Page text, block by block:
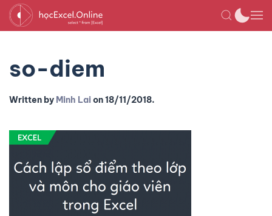
so-diem
Written by Minh Laion18/11/2018.